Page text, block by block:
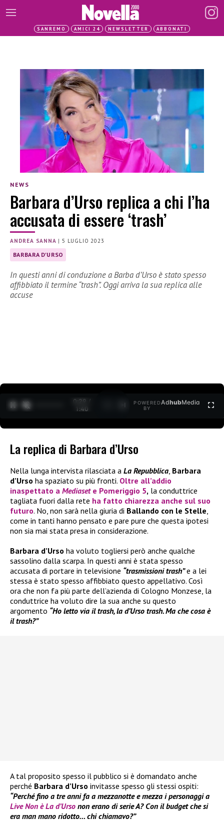
SANREMO AMICI 24 NEWSLETTER ABBONATI
NEWS
Barbara d’Urso replica a chi l’ha
accusata di essere ‘trash’
ANDREA SANNA |5 LUGLIO 2023
BARBARA D'URSO
In questi anni di conduzione a Barba d’Urso è stato spesso
affibbiato il termine “trash”. Oggi arriva la sua replica alle
accuse
0:30 /
1:40
POWERED
BY
AdhubMedia
La replica di Barbara d’Urso
Nella lunga intervista rilasciata a La Repubblica, Barbara
d’Urso ha spaziato su più fronti. Oltre all’addio
inaspettato a Mediaset e Pomeriggio 5, la conduttrice
tagliata fuori dalla rete ha fatto chiarezza anche sul suo
futuro. No, non sarà nella giuria di Ballando con le Stelle,
come in tanti hanno pensato e pare pure che questa ipotesi
non sia mai stata presa in considerazione.
Barbara d’Urso ha voluto togliersi però anche qualche
sassolino dalla scarpa. In questi anni è stata spesso
accusata di portare in televisione “trasmissioni trash”e a lei
stessa è stato spesso affibbiato questo appellativo. Così
ora che non fa più parte dell’azienda di Cologno Monzese, la
conduttrice ha voluto dire la sua anche su questo
argomento “Ho letto via il trash, la d’Urso trash. Ma che cosa è
il trash?”
A tal proposito spesso il pubblico si è domandato anche
perché Barbara d’Urso invitasse spesso gli stessi ospiti:
“Perché fino a tre anni fa a mezzanotte e mezza i personaggi a
Live Non è La d’Urso non erano di serie A? Con il budget che si
era man mano ridotto… chi chiamavo?”